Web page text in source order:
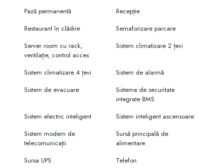
Pază permanentă
Recepție
Restaurant în clădire
Semaforizare parcare
Server room cu rack,
ventilație, control acces
Sistem climatizare 2 țevi
Sistem climatizare 4 țevi
Sistem de alarmă
Sistem de evacuare
Sisteme de securitate
integrate BMS
Sistem electric inteligent
Sistem inteligent ascensoare
Sistem modern de
telecomunicații
Sursă principală de
alimentare
Sursa UPS
Telefon